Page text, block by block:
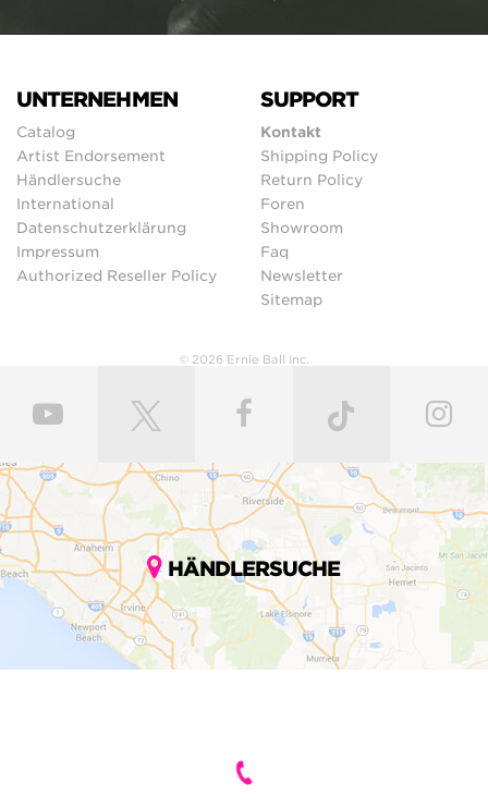
UNTERNEHMEN
Catalog
Artist Endorsement
Händlersuche
International
Datenschutzerklärung
Impressum
Authorized Reseller Policy
SUPPORT
Kontakt
Shipping Policy
Return Policy
Foren
Showroom
Faq
Newsletter
Sitemap
© 2026 Ernie Ball Inc.
HÄNDLERSUCHE